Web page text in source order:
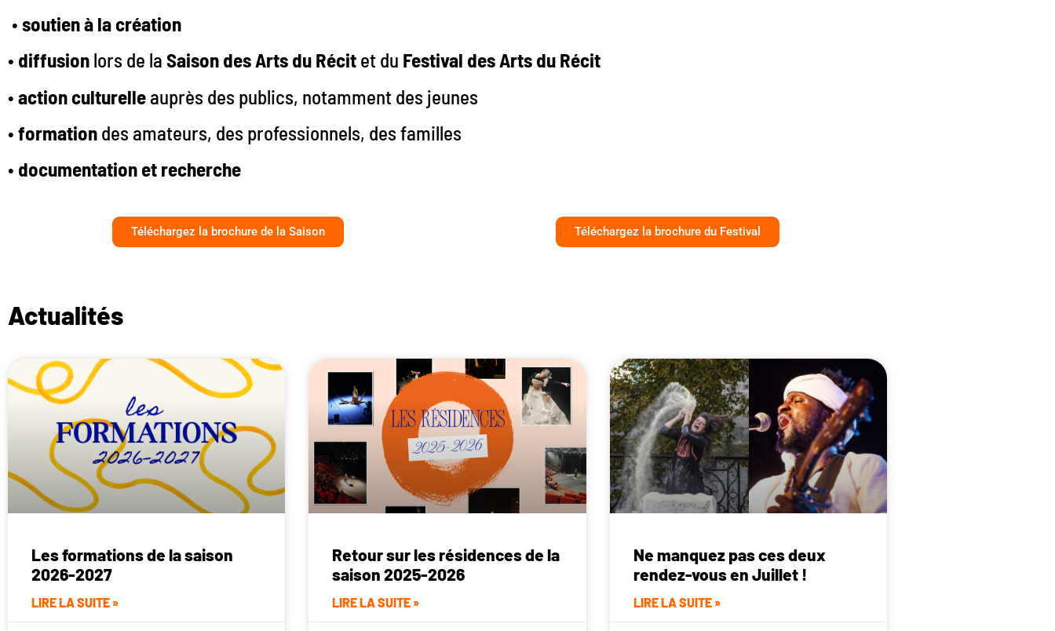
• soutien à la création
• diffusion lors de la Saison des Arts du Récit et du Festival des Arts du Récit
• action culturelle auprès des publics, notamment des jeunes
• formation des amateurs, des professionnels, des familles
• documentation et recherche
Téléchargez la brochure de la Saison Téléchargez la brochure du Festival
Actualités
Les formations de la saison
2026-2027
LIRE LA SUITE »
Retour sur les résidences de la
saison 2025-2026
LIRE LA SUITE »
Ne manquez pas ces deux
rendez-vous en Juillet !
LIRE LA SUITE »